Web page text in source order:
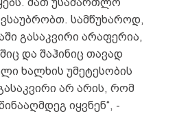
მათ უსამართლო
სამწუხაროდ,
გასაკვირი არაფერია,
და შაჰინიც თავად
ხალხის უმეტესობის
არ არის, რომ
იყვნენ“, -